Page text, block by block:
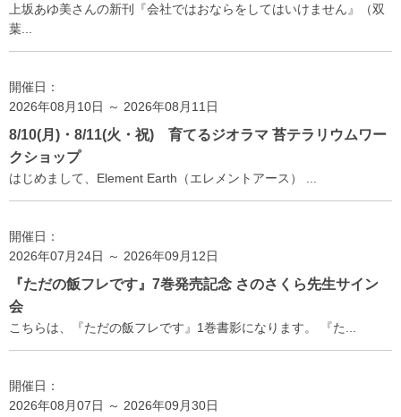
上坂あゆ美さんの新刊『会社ではおならをしてはいけません』（双
葉...
開催日：
2026年08月10日 ～ 2026年08月11日
8/10(月)・8/11(火・祝) 育てるジオラマ 苔テラリウムワー
クショップ
はじめまして、Element Earth（エレメントアース） ...
開催日：
2026年07月24日 ～ 2026年09月12日
『ただの飯フレです』7巻発売記念 さのさくら先生サイン
会
こちらは、『ただの飯フレです』1巻書影になります。 『た...
開催日：
2026年08月07日 ～ 2026年09月30日